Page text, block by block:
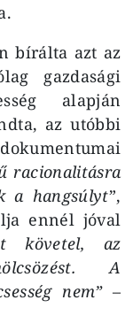
bírálta azt az
gazdasági
alapján
az utóbbi
racionalitásra
a hangsúlyt”,
ennél jóval
követel, az
A
nem”–